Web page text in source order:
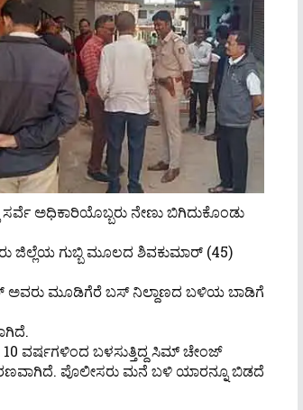
ಅಧಿಕಾರಿಯೊಬ್ಬರು ನೇಣು ಬಿಗಿದುಕೊಂಡು
ಜಿಲ್ಲೆಯ ಗುಬ್ಬಿ ಮೂಲದ ಶಿವಕುಮಾರ್‌ (45)
ಅವರು ಮೂಡಿಗೆರೆ ಬಸ್ ನಿಲ್ದಾಣದ ಬಳಿಯ ಬಾಡಿಗೆ
ವರ್ಷಗಳಿಂದ ಬಳಸುತ್ತಿದ್ದ‌ ಸಿಮ್ ಚೇಂಜ್‌
ಪೊಲೀಸರು ಮನೆ ಬಳಿ ಯಾರನ್ನೂ ಬಿಡದೆ